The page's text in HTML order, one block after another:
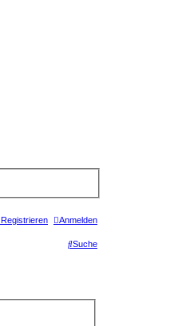
Anmelden
Registrieren
Suche